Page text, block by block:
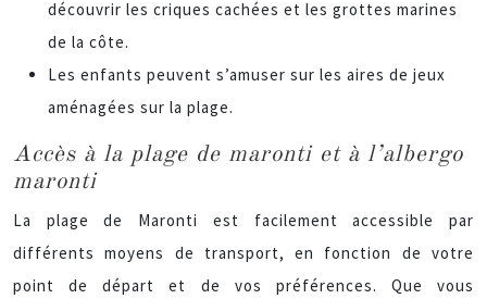
découvrir les criques cachées et les grottes marines
de la côte.
Les enfants peuvent s’amuser sur les aires de jeux
aménagées sur la plage.
Accès à la plage de maronti et à l’albergo
maronti
La plage de Maronti est facilement accessible par
différents moyens de transport, en fonction de votre
point de départ et de vos préférences. Que vous